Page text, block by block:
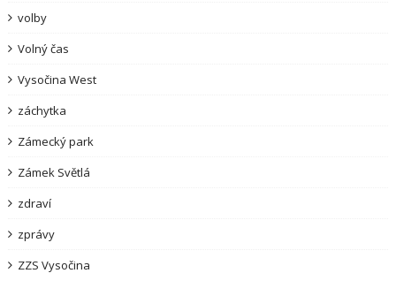
volby
Volný čas
Vysočina West
záchytka
Zámecký park
Zámek Světlá
zdraví
zprávy
ZZS Vysočina